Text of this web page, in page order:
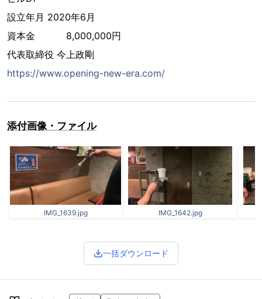
設立年月 2020年6月
資本金 8,000,000円
代表取締役 今上政剛
https://www.opening-new-era.com/
添付画像・ファイル
IMG_1639.jpg IMG_1642.jpg
一括ダウンロード